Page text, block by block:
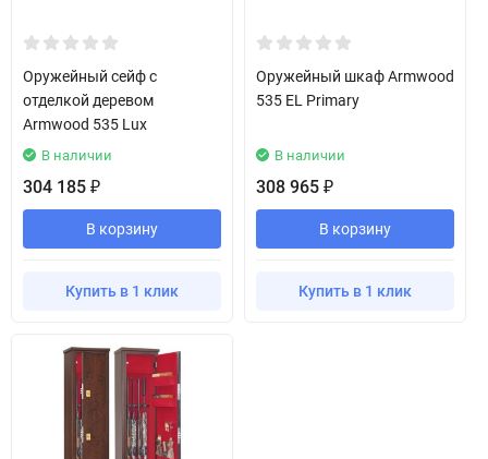
Оружейный сейф с
отделкой деревом
Armwood 535 Lux
В наличии
304 185 ₽
В корзину
Купить в 1 клик
Оружейный шкаф Armwood
535 EL Primary
В наличии
308 965 ₽
В корзину
Купить в 1 клик